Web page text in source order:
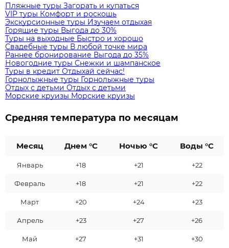
Пляжные туры Загорать и купаться
VIP туры Комфорт и роскошь
Экскурсионные туры Изучаем отдыхая
Горящие туры Выгода до 30%
Туры на выходные Быстро и хорошо
Свадебные туры В любой точке мира
Раннее бронирование Выгода до 35%
Новогодние туры Снежки и шампанское
Туры в кредит Отдыхай сейчас!
Горнолыжные туры Горнолыжные туры
Отдых с детьми Отдых с детьми
Морские круизы Морские круизы
Средняя температура по месяцам
Месяц Днем °C Ночью °C Воды °C
Январь +18 +21 +22
Февраль +18 +21 +22
Март +20 +24 +23
Апрель +23 +27 +26
Май +27 +31 +30